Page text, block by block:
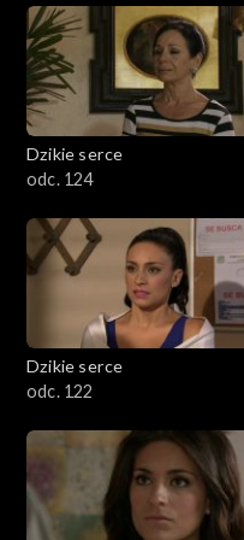
Dzikie serce
odc. 124
Dzikie serce
odc. 122